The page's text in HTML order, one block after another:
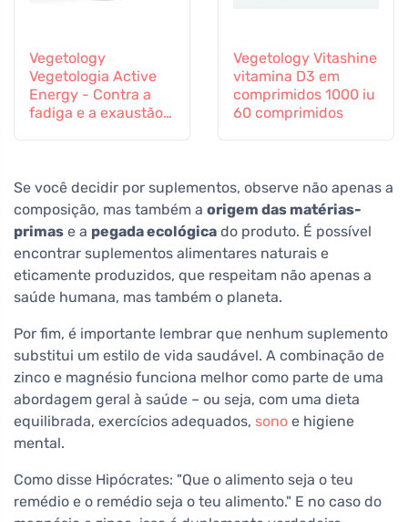
Vegetology
Vegetologia Active
Energy - Contra a
fadiga e a exaustão,
Vegetology Vitashine
vitamina D3 em
comprimidos 1000 iu
60 comprimidos
Se você decidir por suplementos, observe não apenas a
composição, mas também a origem das matérias-
primas e a pegada ecológica do produto. É possível
encontrar suplementos alimentares naturais e
eticamente produzidos, que respeitam não apenas a
saúde humana, mas também o planeta.
Por fim, é importante lembrar que nenhum suplemento
substitui um estilo de vida saudável. A combinação de
zinco e magnésio funciona melhor como parte de uma
abordagem geral à saúde – ou seja, com uma dieta
equilibrada, exercícios adequados, sono e higiene
mental.
Como disse Hipócrates: "Que o alimento seja o teu
remédio e o remédio seja o teu alimento." E no caso do